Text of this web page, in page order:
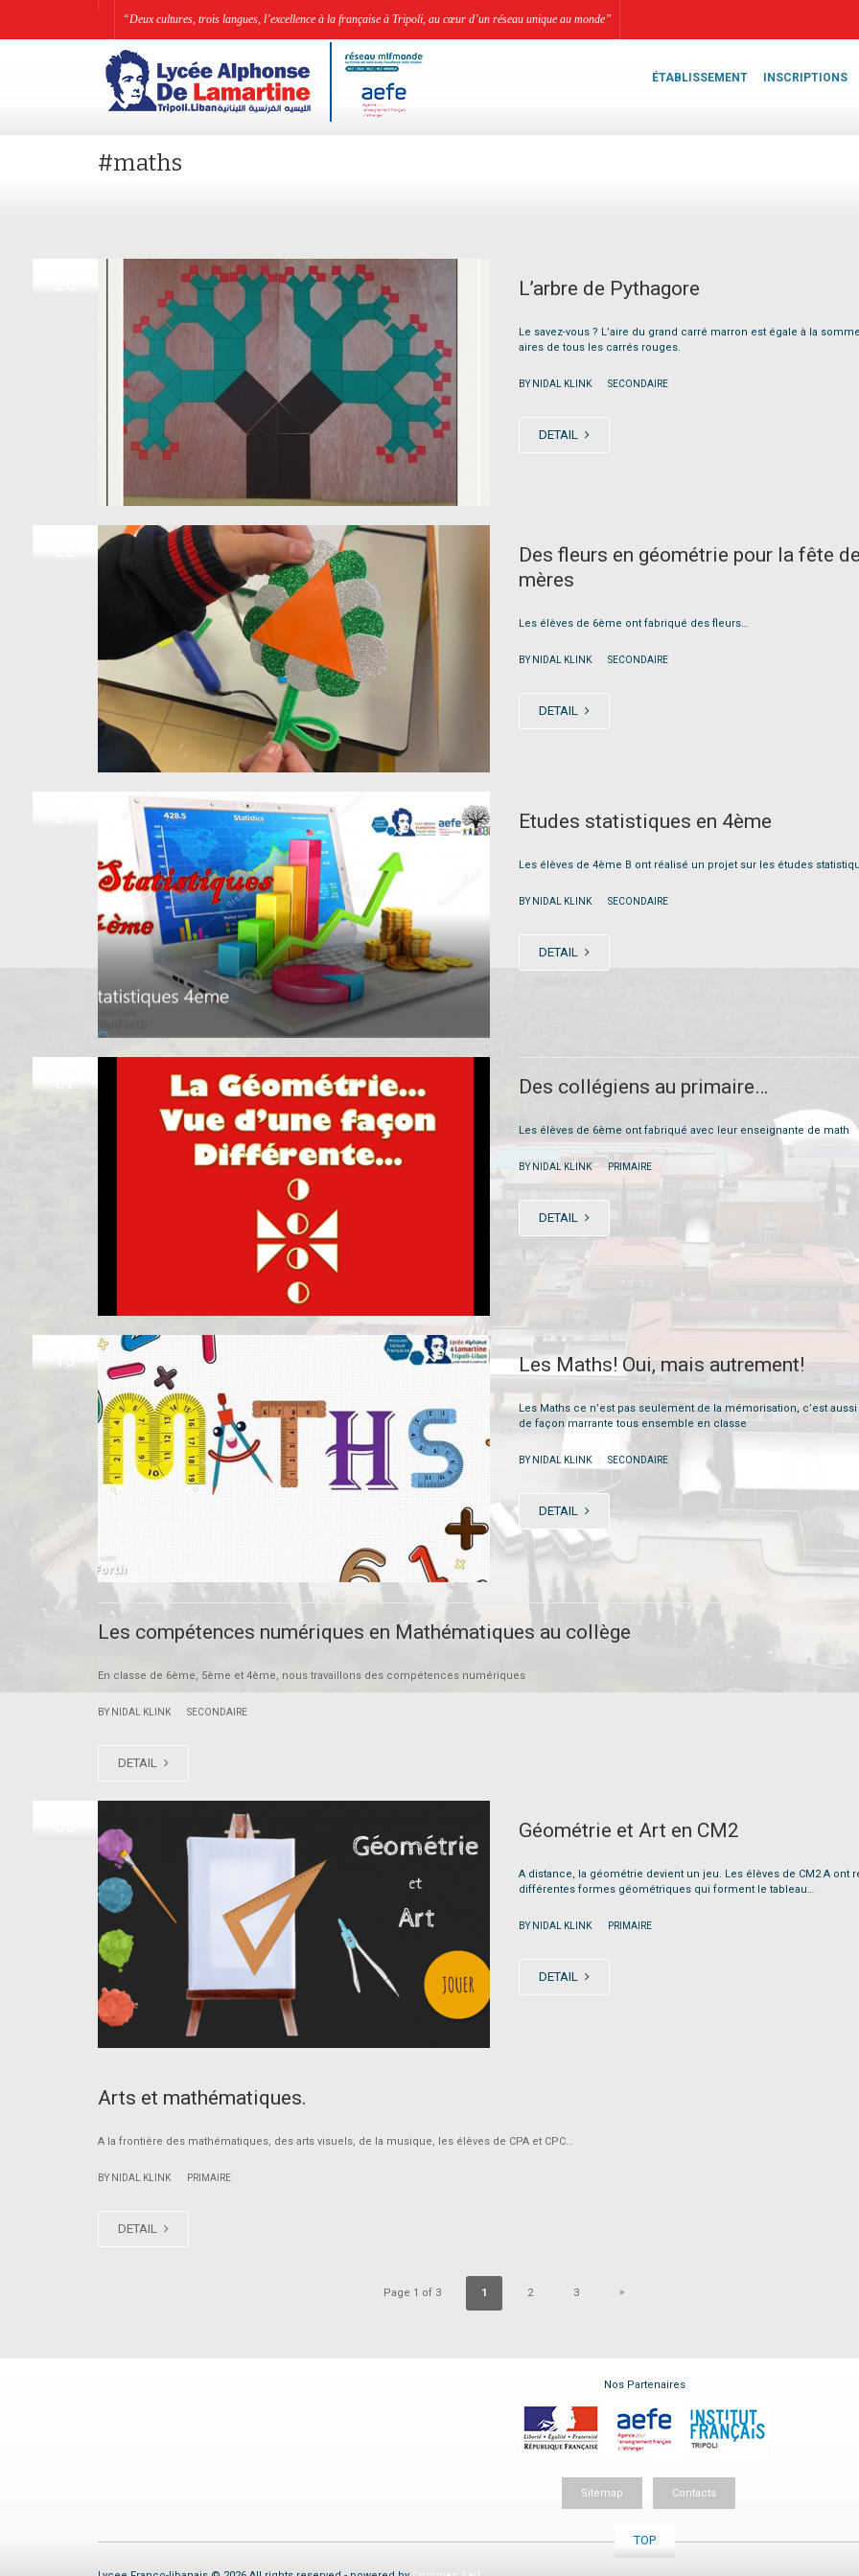
“Deux cultures, trois langues, l’excellence à la française à Tripoli, au cœur d’un réseau unique au monde”
ÉTABLISSEMENT INSCRIPTIONS
#maths
L’arbre de Pythagore
Le savez-vous ? L’aire du grand carré marron est égale à la
aires de tous les carrés rouges.
BY NIDAL KLINK SECONDAIRE
DETAIL
Des fleurs en géométrie pour la fête
mères
Les élèves de 6ème ont fabriqué des fleurs…
BY NIDAL KLINK SECONDAIRE
DETAIL
Etudes statistiques en 4ème
Les élèves de 4ème B ont réalisé un projet sur les études
BY NIDAL KLINK SECONDAIRE
DETAIL
07 Des collégiens au primaire…
Les élèves de 6ème ont fabriqué avec leur enseignante de math
BY NIDAL KLINK | PRIMAIRE
DETAIL
13 Les Maths! Oui, mais autrement!
Les Maths ce n’est pas seulement de la mémorisation, c’est
de façon marrante tous ensemble en classe
BY NIDAL KLINK SECONDAIRE
DETAIL
Les compétences numériques en Mathématiques au collège
En classe de 6ème, 5ème et 4ème, nous travaillons des compétences numériques
BY NIDAL KLINK SECONDAIRE
DETAIL
Géométrie et Art en CM2
A distance, la géométrie devient un jeu. Les élèves de CM2 A ont
différentes formes géométriques qui forment le tableau…
BY NIDAL KLINK PRIMAIRE
DETAIL
Arts et mathématiques.
A la frontière des mathématiques, des arts visuels, de la musique, les élèves de CPA et CPC…
BY NIDAL KLINK PRIMAIRE
DETAIL
Page 1 of 3 1 2 3 »
Nos Partenaires
Sitemap Contacts
TOP